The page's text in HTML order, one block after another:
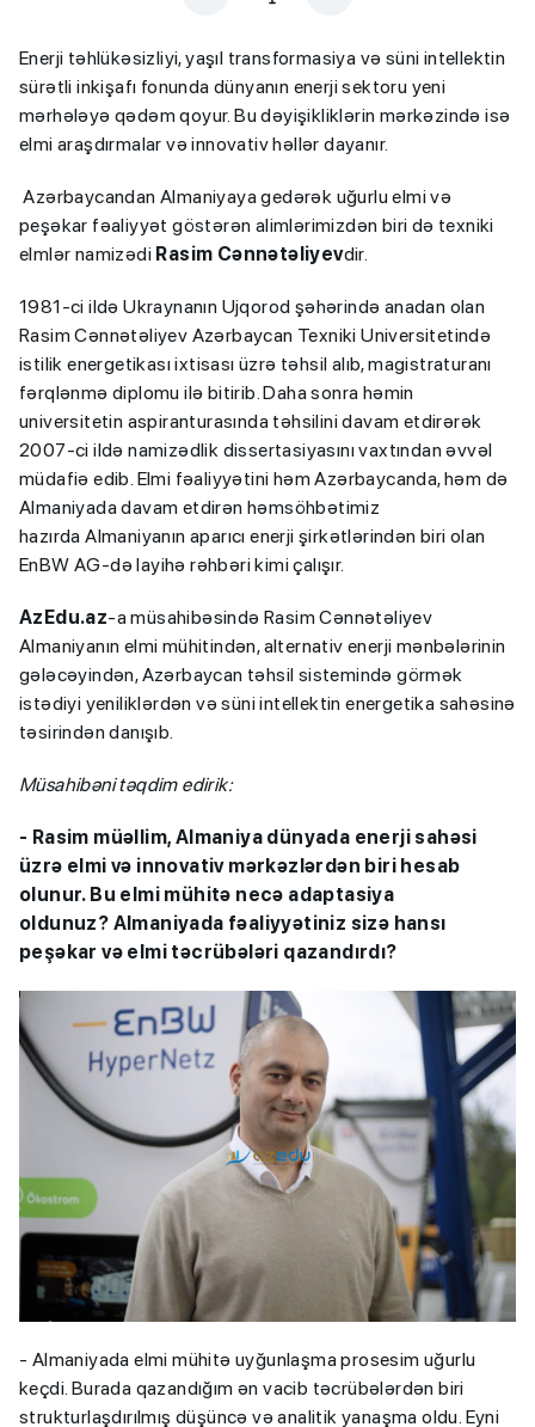
Enerji təhlükəsizliyi, yaşıl transformasiya və süni intellektin
sürətli inkişafı fonunda dünyanın enerji sektoru yeni
mərhələyə qədəm qoyur. Bu dəyişikliklərin mərkəzində isə
elmi araşdırmalar və innovativ həllər dayanır.
Azərbaycandan Almaniyaya gedərək uğurlu elmi və
peşəkar fəaliyyət göstərən alimlərimizdən biri də texniki
elmlər namizədi Rasim Cənnətəliyevdir.
1981-ci ildə Ukraynanın Ujqorod şəhərində anadan olan
Rasim Cənnətəliyev Azərbaycan Texniki Universitetində
istilik energetikası ixtisası üzrə təhsil alıb, magistraturanı
fərqlənmə diplomu ilə bitirib. Daha sonra həmin
universitetin aspiranturasında təhsilini davam etdirərək
2007-ci ildə namizədlik dissertasiyasını vaxtından əvvəl
müdafiə edib. Elmi fəaliyyətini həm Azərbaycanda, həm də
Almaniyada davam etdirən həmsöhbətimiz
hazırda Almaniyanın aparıcı enerji şirkətlərindən biri olan
EnBW AG-də layihə rəhbəri kimi çalışır.
AzEdu.az-a müsahibəsində Rasim Cənnətəliyev
Almaniyanın elmi mühitindən, alternativ enerji mənbələrinin
gələcəyindən, Azərbaycan təhsil sistemində görmək
istədiyi yeniliklərdən və süni intellektin energetika sahəsinə
təsirindən danışıb.
Müsahibəni təqdim edirik:
- Rasim müəllim, Almaniya dünyada enerji sahəsi
üzrə elmi və innovativ mərkəzlərdən biri hesab
olunur. Bu elmi mühitə necə adaptasiya
oldunuz? Almaniyada fəaliyyətiniz sizə hansı
peşəkar və elmi təcrübələri qazandırdı?
- Almaniyada elmi mühitə uyğunlaşma prosesim uğurlu
keçdi. Burada qazandığım ən vacib təcrübələrdən biri
strukturlaşdırılmış düşüncə və analitik yanaşma oldu. Eyni